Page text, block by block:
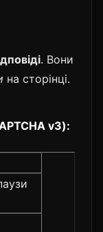
. Вони
на сторінці.
v3):